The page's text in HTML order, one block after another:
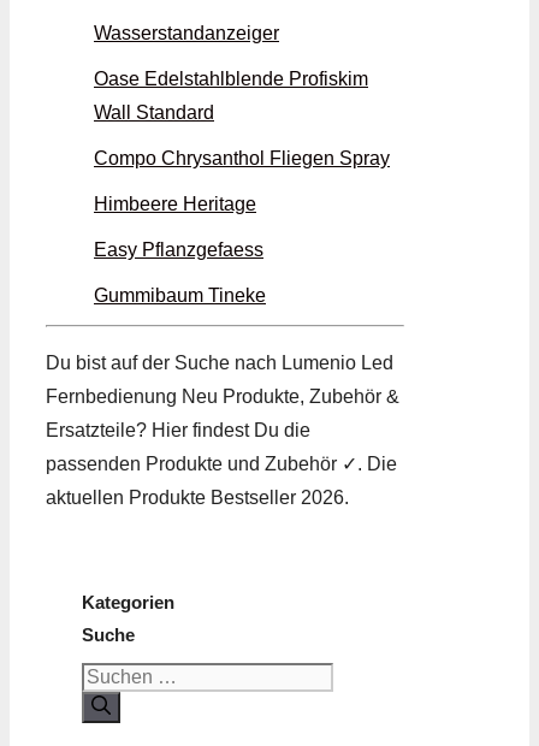
Wasserstandanzeiger
Oase Edelstahlblende Profiskim
Wall Standard
Compo Chrysanthol Fliegen Spray
Himbeere Heritage
Easy Pflanzgefaess
Gummibaum Tineke
Du bist auf der Suche nach Lumenio Led
Fernbedienung Neu Produkte, Zubehör &
Ersatzteile? Hier findest Du die
passenden Produkte und Zubehör ✓. Die
aktuellen Produkte Bestseller 2026.
Kategorien
Suche
Suchen
nach: